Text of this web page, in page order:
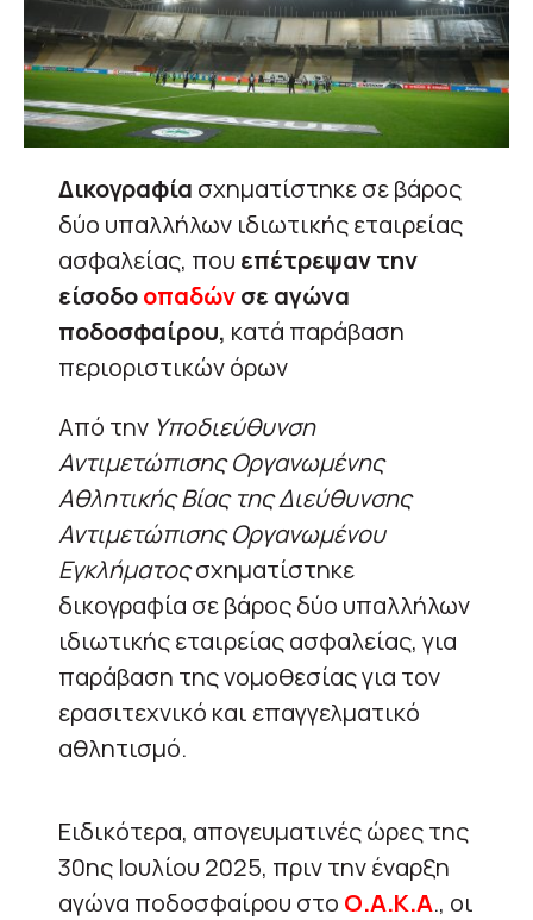
Δικογραφία σχηματίστηκε σε βάρος
δύο υπαλλήλων ιδιωτικής εταιρείας
ασφαλείας, που επέτρεψαν την
είσοδοοπαδώνσε αγώνα
ποδοσφαίρου, κατά παράβαση
περιοριστικών όρων
Από την Υποδιεύθυνση
Αντιμετώπισης Οργανωμένης
Αθλητικής Βίας της Διεύθυνσης
Αντιμετώπισης Οργανωμένου
Εγκλήματοςσχηματίστηκε
δικογραφία σε βάρος δύο υπαλλήλων
ιδιωτικής εταιρείας ασφαλείας, για
παράβαση της νομοθεσίας για τον
ερασιτεχνικό και επαγγελματικό
αθλητισμό.
Ειδικότερα, απογευματινές ώρες της
30ης Ιουλίου 2025, πριν την έναρξη
αγώνα ποδοσφαίρου στο Ο.Α.Κ.Α., οι